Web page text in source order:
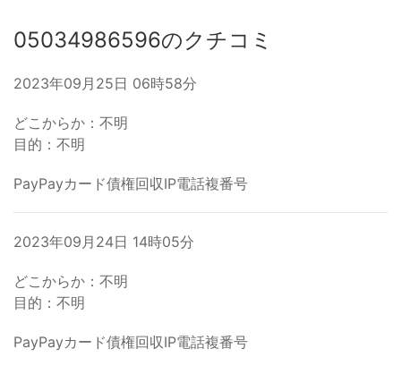
05034986596のクチコミ
2023年09月25日 06時58分
どこからか：不明
目的：不明
PayPayカード債権回収IP電話複番号
2023年09月24日 14時05分
どこからか：不明
目的：不明
PayPayカード債権回収IP電話複番号